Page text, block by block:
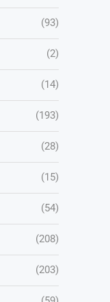
(93)
(2)
(14)
(193)
(28)
(15)
(54)
(208)
(203)